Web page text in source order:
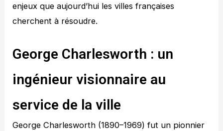
enjeux que aujourd’hui les villes françaises
cherchent à résoudre.
George Charlesworth : un
ingénieur visionnaire au
service de la ville
George Charlesworth (1890–1969) fut un pionnier